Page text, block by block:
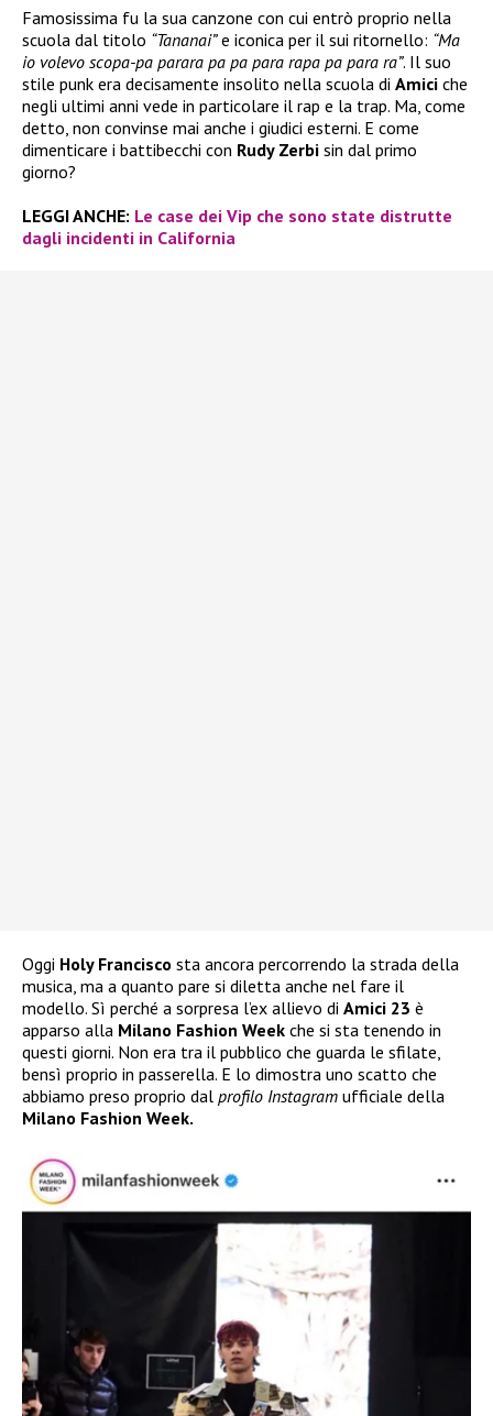
Famosissima fu la sua canzone con cui entrò proprio nella
scuola dal titolo “Tananai”e iconica per il sui ritornello: “Ma
io volevo scopa-pa parara pa pa para rapa pa para ra”. Il suo
stile punk era decisamente insolito nella scuola di Amici che
negli ultimi anni vede in particolare il rap e la trap. Ma, come
detto, non convinse mai anche i giudici esterni. E come
dimenticare i battibecchi con Rudy Zerbi sin dal primo
giorno?
LEGGI ANCHE: Le case dei Vip che sono state distrutte
dagli incidenti in California
Oggi Holy Francisco sta ancora percorrendo la strada della
musica, ma a quanto pare si diletta anche nel fare il
modello. Sì perché a sorpresa l’ex allievo di Amici 23 è
apparso alla Milano Fashion Week che si sta tenendo in
questi giorni. Non era tra il pubblico che guarda le sfilate,
bensì proprio in passerella. E lo dimostra uno scatto che
abbiamo preso proprio dal profilo Instagram ufficiale della
Milano Fashion Week.